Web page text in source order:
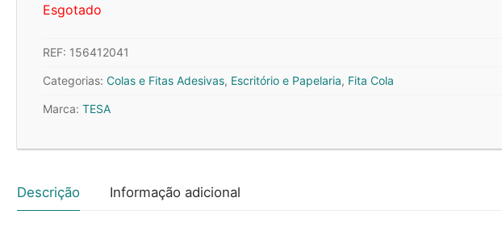
Esgotado
REF: 156412041
Categorias:Colas e Fitas Adesivas, Escritório e Papelaria, Fita Cola
Marca:TESA
Descrição Informação adicional